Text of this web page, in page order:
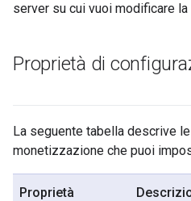
server su cui vuoi modificare la
Proprietà di
La seguente tabella descrive
monetizzazione che puoi
Proprietà